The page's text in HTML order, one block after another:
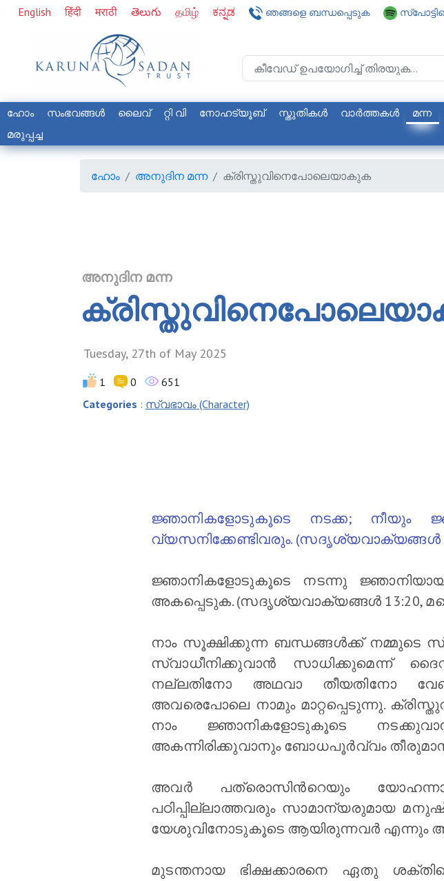
English हिंदी मराठी తెలుగు தமிழ் ಕನ್ನಡ ഞങ്ങളെ ബന്ധപ്പെടുക
ഹോം സംഭവങ്ങള്‍ ലൈവ് റ്റി വി നോഹട്യൂബ് സ്തുതികള്‍ വാര്‍ത്തകള്‍ മന്ന
മരുപ്പച്ച
ഹോം അനുദിന മന്ന ക്രിസ്തുവിനെപോലെയാകുക
അനുദിന മന്ന
Tuesday, 27th of May 2025
1 0
651
Categories : സ്വഭാവം (Character)
ജ്ഞാനികളോടുകൂടെ നടക്ക; നീയും
വ്യസനിക്കേണ്ടിവരും. (സദൃശ്യവാക്യങ്ങള്‍
ജ്ഞാനികളോടുകൂടെ നടന്നു
അകപ്പെടുക. (സദൃശ്യവാക്യങ്ങള്‍ 13:20,
നാം സൂക്ഷിക്കുന്ന ബന്ധങ്ങള്‍ക്ക് നമ്മുടെ
സ്വാധീനിക്കുവാന്‍ സാധിക്കുമെന്ന്
നല്ലതിനോ അഥവാ തീയതിനോ
അവരെപോലെ നാമും മാറ്റപ്പെടുന്നു.
നാം ജ്ഞാനികളോടുകൂടെ
അകന്നിരിക്കുവാനും ബോധപൂര്‍വ്വം
അവർ പത്രൊസിന്‍റെയും
പഠിപ്പില്ലാത്തവരും സാമാന്യരുമായ
യേശുവിനോടുകൂടെ ആയിരുന്നവർ എന്നും
മുടന്തനായ ഭിക്ഷക്കാരനെ ഏതു